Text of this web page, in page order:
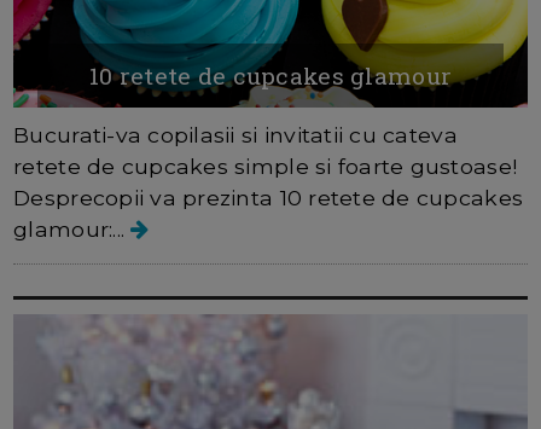
10 retete de cupcakes glamour
Bucurati-va copilasii si invitatii cu cateva
retete de cupcakes simple si foarte gustoase!
Desprecopii va prezinta 10 retete de cupcakes
glamour:...